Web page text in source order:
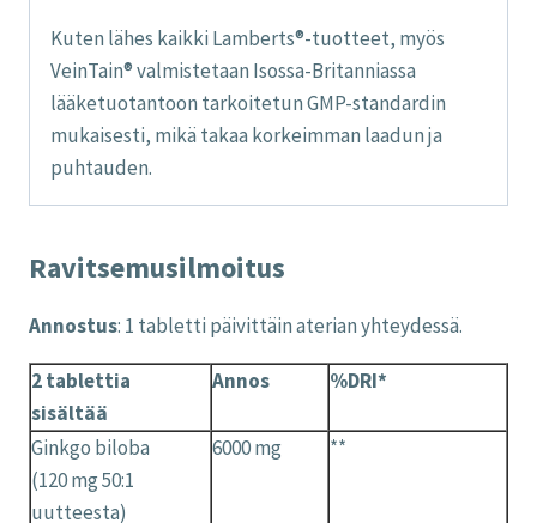
Kuten lähes kaikki Lamberts®-tuotteet, myös
VeinTain® valmistetaan Isossa-Britanniassa
lääketuotantoon tarkoitetun GMP-standardin
mukaisesti, mikä takaa korkeimman laadun ja
puhtauden.
Ravitsemusilmoitus
Annostus: 1 tabletti päivittäin aterian yhteydessä.
2 tablettia
sisältää
Annos %DRI*
Ginkgo biloba
(120 mg 50:1
uutteesta)
6000 mg **